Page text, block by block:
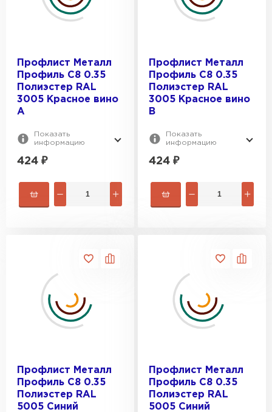
Профлист Металл
Профиль C8 0.35
Полиэстер RAL
3005 Красное вино
A
Показать
информацию
424 ₽
Профлист Металл
Профиль C8 0.35
Полиэстер RAL
3005 Красное вино
B
Показать
информацию
424 ₽
Профлист Металл
Профиль C8 0.35
Полиэстер RAL
5005 Синий
Профлист Металл
Профиль C8 0.35
Полиэстер RAL
5005 Синий